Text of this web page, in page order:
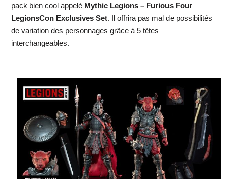
pack bien cool appelé Mythic Legions – Furious Four
LegionsCon Exclusives Set. Il offrira pas mal de possibilités
de variation des personnages grâce à 5 têtes
interchangeables.